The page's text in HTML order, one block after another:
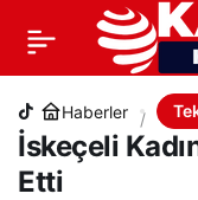
Haberler
İskeçeli
Etti
İskeçeli Kadınlar